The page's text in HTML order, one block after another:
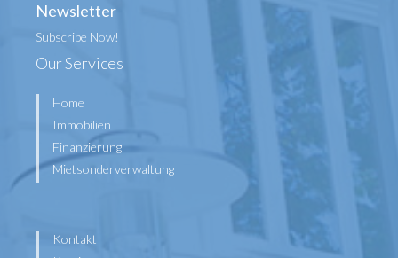
Newsletter
Subscribe Now!
Our Services
Home
Immobilien
Finanzierung
Mietsonderverwaltung
Kontakt